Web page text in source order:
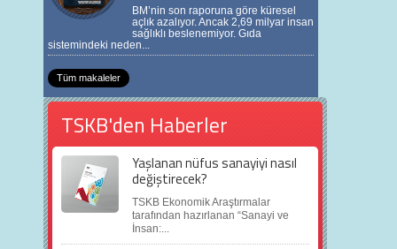
BM’nin son raporuna göre küresel
açlık azalıyor. Ancak 2,69 milyar insan
sağlıklı beslenemiyor. Gıda
sistemindeki neden...
Tüm makaleler
TSKB'den Haberler
Yaşlanan nüfus sanayiyi nasıl
değiştirecek?
TSKB Ekonomik Araştırmalar
tarafından hazırlanan “Sanayi ve
İnsan:...